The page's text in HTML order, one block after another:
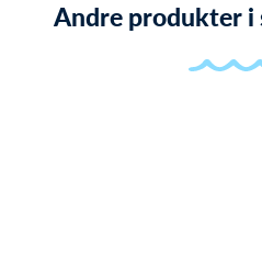
Andre produkter i